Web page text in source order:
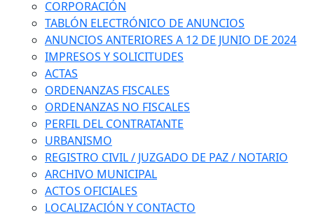
CORPORACIÓN
TABLÓN ELECTRÓNICO DE ANUNCIOS
ANUNCIOS ANTERIORES A 12 DE JUNIO DE 2024
IMPRESOS Y SOLICITUDES
ACTAS
ORDENANZAS FISCALES
ORDENANZAS NO FISCALES
PERFIL DEL CONTRATANTE
URBANISMO
REGISTRO CIVIL / JUZGADO DE PAZ / NOTARIO
ARCHIVO MUNICIPAL
ACTOS OFICIALES
LOCALIZACIÓN Y CONTACTO